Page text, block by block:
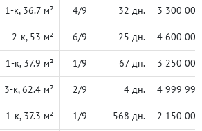
1-к, 36.7 м² 4/9 32 дн. 3 300 000
2-к, 53 м² 6/9 25 дн. 4 600 000
1-к, 37.9 м² 1/9 67 дн. 3 250 000
3-к, 62.4 м² 2/9 4 дн. 4 999 999
1-к, 37.3 м² 1/9 568 дн. 2 150 000